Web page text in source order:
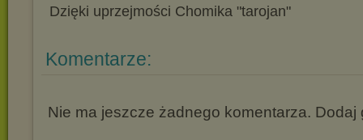
Dzięki uprzejmości Chomika "tarojan"
Komentarze:
Nie ma jeszcze żadnego komentarza. Dodaj